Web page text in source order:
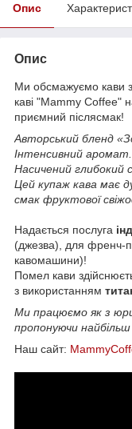
Опис
Опис
Ми обсмажуємо кави
каві "Mammy Coffee"
приємний післясмак!
Авторський бленд
Інтенсивний аромат.
Насичений глибокий
Цей купаж кава має
смак фруктової
Надається послуга
(джезва), для френч-
кавомашини)!
Помел кави
з використанням
Ми працюємо як з
пропонуючи найбільш
Наш сайт: